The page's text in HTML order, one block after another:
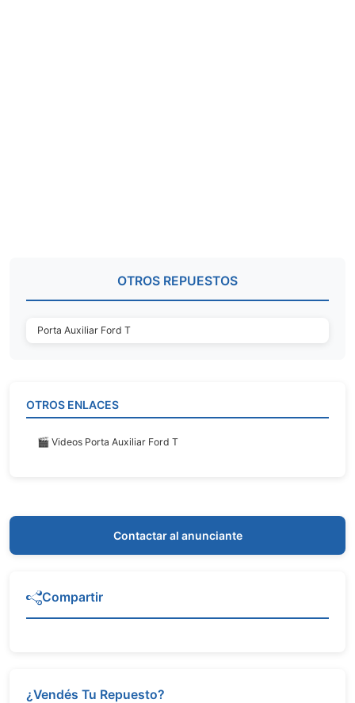
OTROS REPUESTOS
Porta Auxiliar Ford T
OTROS ENLACES
🎬 Videos Porta Auxiliar Ford T
Contactar al anunciante
Compartir
¿Vendés Tu Repuesto?